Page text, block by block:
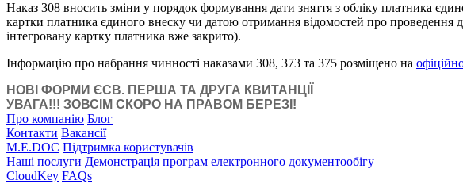
Наказ 308 вносить зміни у порядок формування дати зняття з обліку платника
картки платника єдиного внеску чи датою отримання відомостей про проведення
інтегровану картку платника вже закрито).
Інформацію про набрання чинності наказами 308, 373 та 375 розміщено на
НОВІ ФОРМИ ЄСВ. ПЕРША ТА ДРУГА КВИТАНЦІЇ
УВАГА!!! ЗОВСІМ СКОРО НА ПРАВОМ БЕРЕЗІ!
Про компанію Блог
Контакти Вакансії
M.E.DOC Підтримка користувачів
Наші послуги Демонстрація програм електронного документообігу
CloudKey FAQs